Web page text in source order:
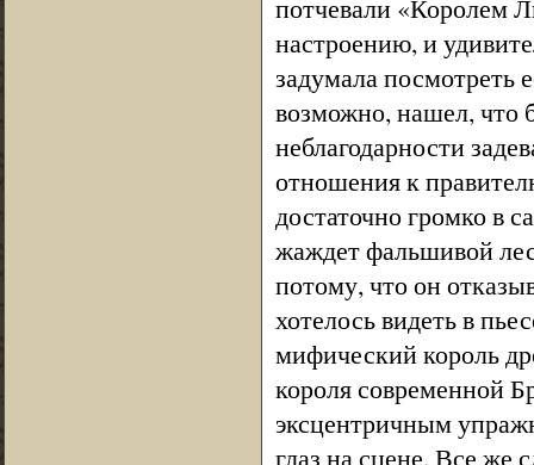
потчевали «Королем
настроению, и
задумала посмотреть
возможно, нашел, что
неблагодарности
отношения к
достаточно громко в
жаждет фальшивой
потому, что он
хотелось видеть в
мифический король
короля современной
эксцентричным
глаз на сцене. Все же